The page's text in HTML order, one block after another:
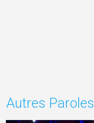
Autres Paroles